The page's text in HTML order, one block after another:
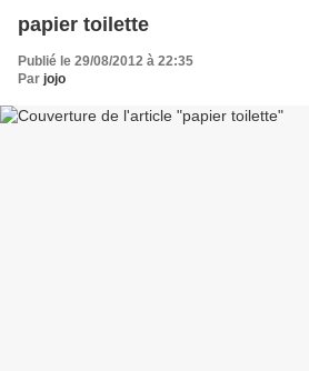
papier toilette
Publié le 29/08/2012 à 22:35
Par jojo